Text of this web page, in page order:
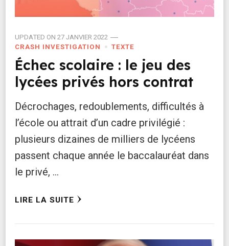
UPDATED ON 27 JANVIER 2022
CRASH INVESTIGATION
TEXTE
Échec scolaire : le jeu des
lycées privés hors contrat
Décrochages, redoublements, difficultés à
l’école ou attrait d’un cadre privilégié :
plusieurs dizaines de milliers de lycéens
passent chaque année le baccalauréat dans
le privé, …
LIRE LA SUITE